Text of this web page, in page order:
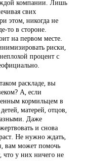
компании. Лишь
свих
этом, никогда не
то в стороне.
на первом месте.
риски,
процент с
раскладе, вы
А, если
кормильцем в
матерей, отцов,
Даже
и снова
Не нужно ждать,
вам может помочь
что у них ничего не